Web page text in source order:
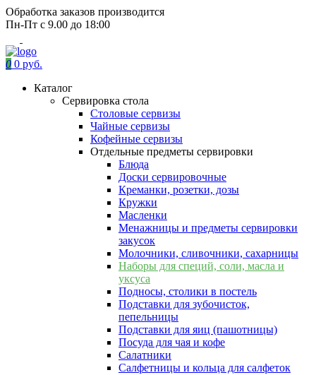
Обработка заказов производится
Пн-Пт с 9.00 до 18:00
0 0 руб.
Каталог
Сервировка стола
Столовые сервизы
Чайные сервизы
Кофейные сервизы
Отдельные предметы сервировки
Блюда
Доски сервировочные
Креманки, розетки, дозы
Кружки
Масленки
Менажницы и предметы сервировки
закусок
Молочники, сливочники, сахарницы
Наборы для специй, соли, масла и
уксуса
Подносы, столики в постель
Подставки для зубочисток,
пепельницы
Подставки для яиц (пашотницы)
Посуда для чая и кофе
Салатники
Салфетницы и кольца для салфеток